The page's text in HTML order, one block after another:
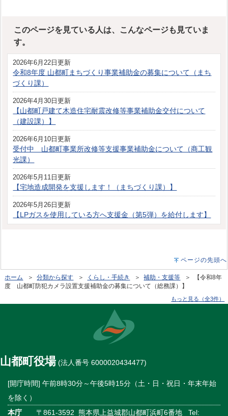
このページを見ている人は、こんなページも見ていま
す。
2026年6月22日更新
令和8年度 山都町まちづくり事業補助金の募集について（まち
づくり課）
2026年4月30日更新
【山都町戸建て木造住宅耐震改修等事業補助金交付について
（建設課）】
2026年6月10日更新
受付中 山都町事業所改修等支援事業補助金について（商工観
光課）
2026年5月11日更新
【宅地造成開発を支援します！（まちづくり課）】
2026年5月26日更新
【LPガスを使用している方へ支援金（第5弾）を給付します】
ページの先頭へ
ホーム ＞分類から探す ＞ くらし・手続き ＞補助・支援等 ＞ 【令和8年
度 山都町防犯カメラ設置支援補助金の募集について（総務課）】
もっと見る（全3件）
山都町役場(法人番号 6000020434477)
[開庁時間] 午前8時30分～午後5時15分（土・日・祝日・年末年始
を除く）
本庁 〒861-3592 熊本県上益城郡山都町浜町6番地 Tel: